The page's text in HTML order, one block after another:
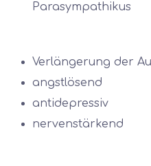
Parasympathikus
Verlängerung der
angstlösend
antidepressiv
nervenstärkend